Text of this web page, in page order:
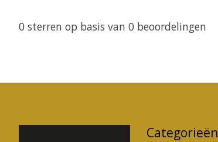
0 sterren op basis van 0 beoordelingen
Categorieën